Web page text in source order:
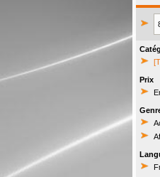
Prix